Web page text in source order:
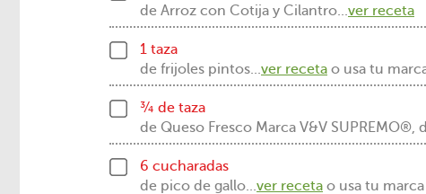
de Arroz con Cotija y Cilantro...ver receta
1 taza
de frijoles pintos...ver receta o usa tu
¾ de taza
de Queso Fresco Marca V&V SUPREMO®,
6 cucharadas
de pico de gallo...ver receta o usa tu